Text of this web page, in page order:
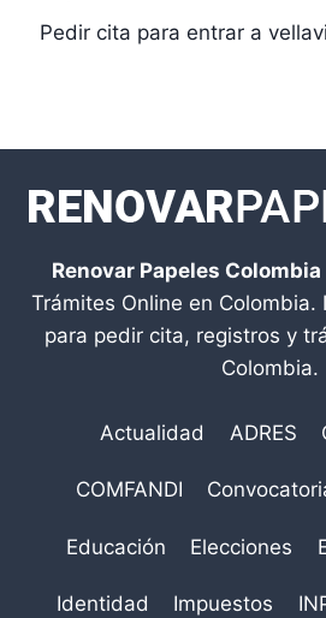
Pedir cita para entrar a
Renovar Papeles Colombia
Trámites Online en Colombia.
para pedir cita, registros y
Colombia.
Actualidad ADRES
COMFANDI
Educación Elecciones
Identidad Impuestos